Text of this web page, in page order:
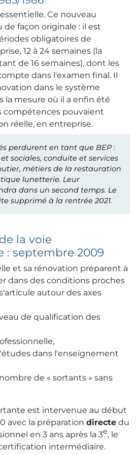
Ce nouveau
façon originale : il est
obligatoires de
12 à 24 semaines (la
de 16 semaines), dont les
dans l'examen final. Il
dans le système
la mesure où il a enfin été
compétences pouvaient
réelle, en entreprise.
perdurent en tant que BEP :
sociales, conduite et services
métiers de la restauration
lunetterie. Leur
dans un second temps. Le
supprimé à la rentrée 2021.
la voie
: septembre 2009
et sa rénovation préparent à
dans des conditions proches
autour des axes
de qualification des
dans l'enseignement
de « sortants » sans
est intervenue au début
avec la préparation directe du
en 3 ans après la 3e, le
intermédiaire.